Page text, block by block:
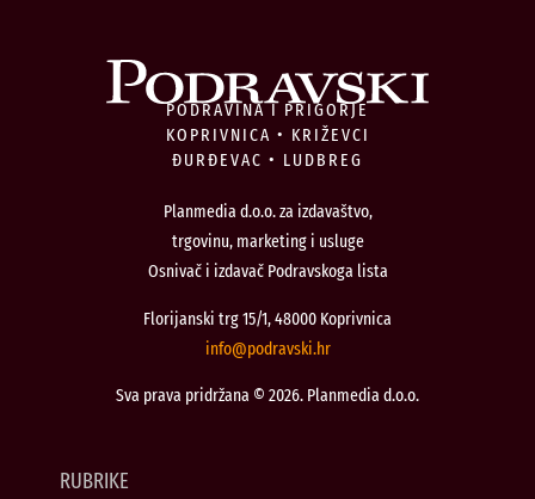
PODRAVINA I PRIGORJE
KOPRIVNICA • KRIŽEVCI
ĐURĐEVAC • LUDBREG
Planmedia d.o.o. za izdavaštvo,
trgovinu, marketing i usluge
Osnivač i izdavač Podravskoga lista
Florijanski trg 15/1, 48000 Koprivnica
rh.iksvardop
@ofni
Sva prava pridržana © 2026. Planmedia d.o.o.
RUBRIKE